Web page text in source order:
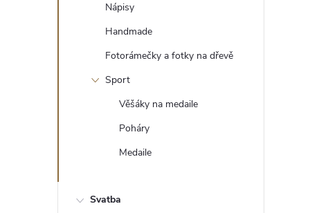
e
Nápisy
Handmade
Fotorámečky a fotky na dřevě
Sport
Věšáky na medaile
Poháry
Medaile
Svatba